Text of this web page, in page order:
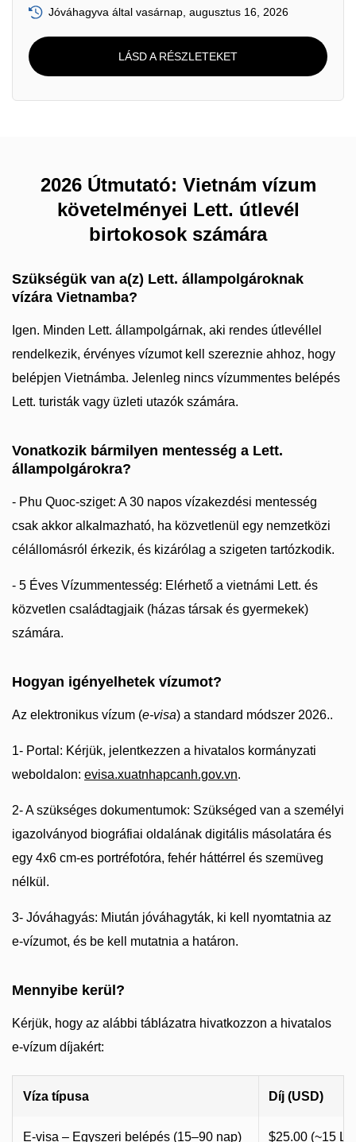
Jóváhagyva által vasárnap, augusztus 16, 2026
LÁSD A RÉSZLETEKET
2026 Útmutató: Vietnám vízum
követelményei Lett. útlevél
birtokosok számára
Szükségük van a(z) Lett. állampolgároknak
vízára Vietnamba?
Igen. Minden Lett. állampolgárnak, aki rendes útlevéllel
rendelkezik, érvényes vízumot kell szereznie ahhoz, hogy
belépjen Vietnámba. Jelenleg nincs vízummentes belépés
Lett. turisták vagy üzleti utazók számára.
Vonatkozik bármilyen mentesség a Lett.
állampolgárokra?
- Phu Quoc-sziget: A 30 napos vízakezdési mentesség
csak akkor alkalmazható, ha közvetlenül egy nemzetközi
célállomásról érkezik, és kizárólag a szigeten tartózkodik.
- 5 Éves Vízummentesség: Elérhető a vietnámi Lett. és
közvetlen családtagjaik (házas társak és gyermekek)
számára.
Hogyan igényelhetek vízumot?
Az elektronikus vízum (e-visa) a standard módszer 2026..
1- Portal: Kérjük, jelentkezzen a hivatalos kormányzati
weboldalon: evisa.xuatnhapcanh.gov.vn.
2- A szükséges dokumentumok: Szükséged van a személyi
igazolványod biográfiai oldalának digitális másolatára és
egy 4x6 cm-es portréfotóra, fehér háttérrel és szemüveg
nélkül.
3- Jóváhagyás: Miután jóváhagyták, ki kell nyomtatnia az
e-vízumot, és be kell mutatnia a határon.
Mennyibe kerül?
Kérjük, hogy az alábbi táblázatra hivatkozzon a hivatalos
e-vízum díjakért:
Víza típusa Díj (USD)
E-visa – Egyszeri belépés (15–90 nap) $25.00 (~15